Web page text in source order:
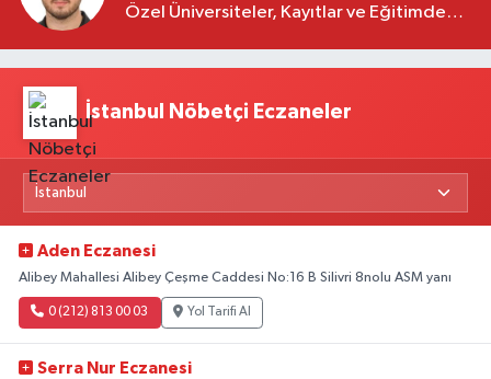
Özel Üniversiteler, Kayıtlar ve Eğitimde
İstanbul Nöbetçi Eczaneler
Aden Eczanesi
Alibey Mahallesi Alibey Çeşme Caddesi No:16 B Silivri 8nolu ASM yanı
0 (212) 813 00 03 Yol Tarifi Al
Serra Nur Eczanesi